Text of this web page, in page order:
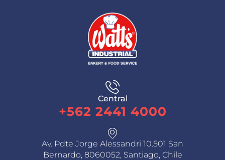
Central
+562 2441 4000
Av. Pdte Jorge Alessandri 10.501 San
Bernardo, 8060052, Santiago, Chile